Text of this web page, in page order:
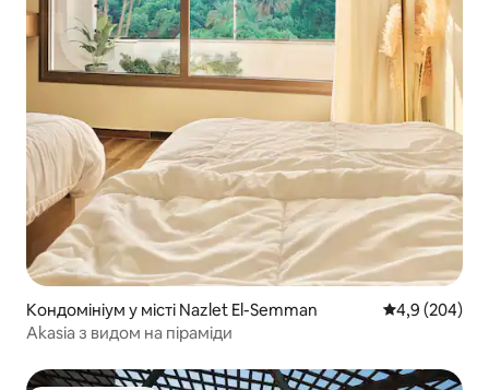
Кондомініум у місті Nazlet El-Semman Середня
4,9 (204)
Akasia з видом на піраміди